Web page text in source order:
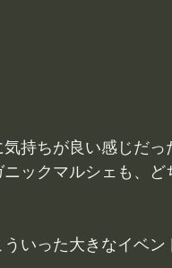
持ちが良い感じだっ
ックマルシェも、ど
いった大きなイベ